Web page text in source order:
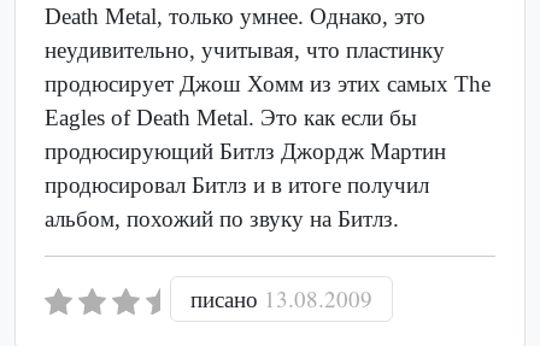
Death Metal, только умнее. Однако, это
неудивительно, учитывая, что пластинку
продюсирует Джош Хомм из этих самых The
Eagles of Death Metal. Это как если бы
продюсирующий Битлз Джордж Мартин
продюсировал Битлз и в итоге получил
альбом, похожий по звуку на Битлз.
писано 13.08.2009